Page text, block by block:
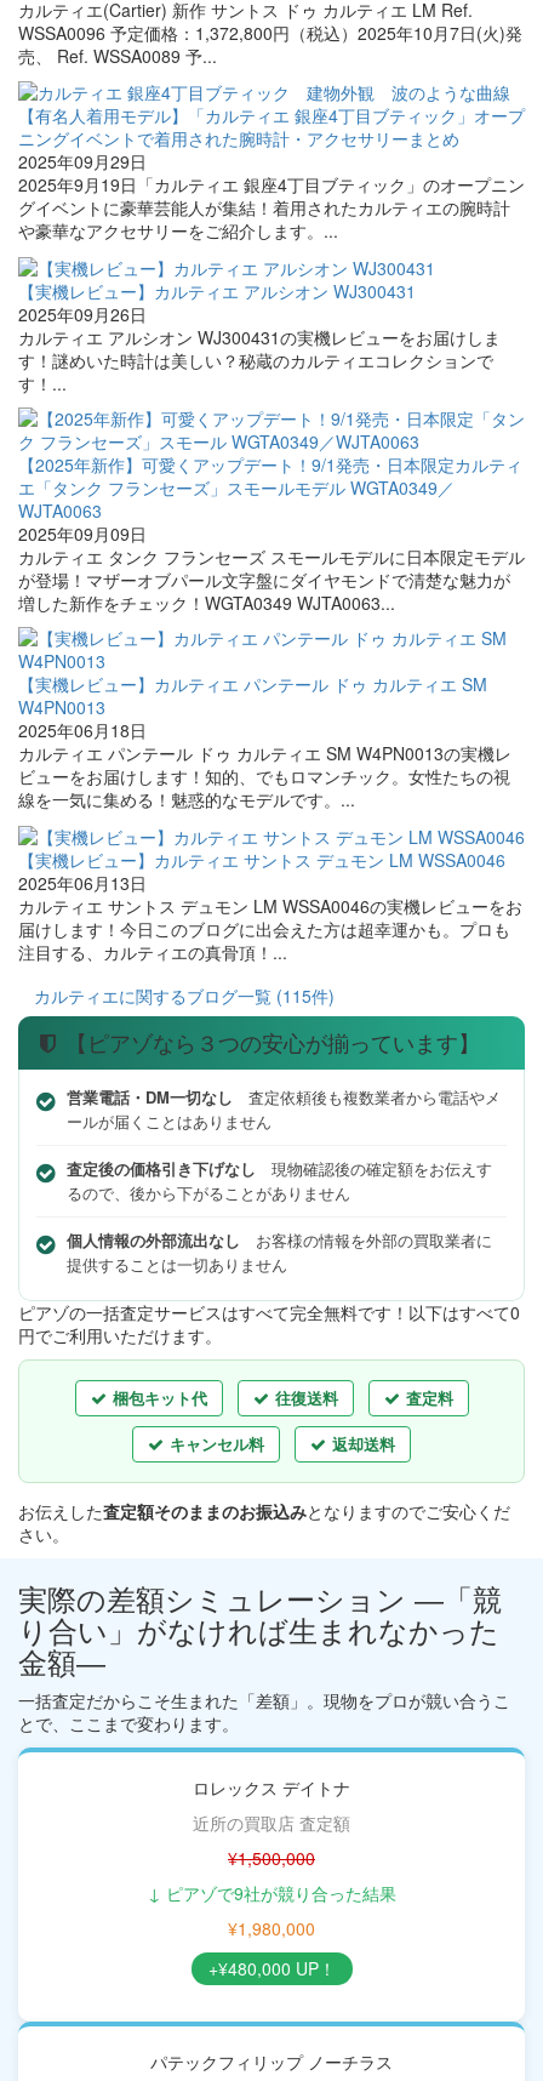
カルティエ(Cartier) 新作 サントス ドゥ カルティエ LM Ref.
WSSA0096 予定価格：1,372,800円（税込）2025年10月7日(火)発
売、 Ref. WSSA0089 予...
【有名人着用モデル】「カルティエ 銀座4丁目ブティック」オープ
ニングイベントで着用された腕時計・アクセサリーまとめ
2025年09月29日
2025年9月19日「カルティエ 銀座4丁目ブティック」のオープニン
グイベントに豪華芸能人が集結！着用されたカルティエの腕時計
や豪華なアクセサリーをご紹介します。...
【実機レビュー】カルティエ アルシオン WJ300431
2025年09月26日
カルティエ アルシオン WJ300431の実機レビューをお届けしま
す！謎めいた時計は美しい？秘蔵のカルティエコレクションで
す！...
【2025年新作】可愛くアップデート！9/1発売・日本限定カルティ
エ「タンク フランセーズ」スモールモデル WGTA0349／
WJTA0063
2025年09月09日
カルティエ タンク フランセーズ スモールモデルに日本限定モデル
が登場！マザーオブパール文字盤にダイヤモンドで清楚な魅力が
増した新作をチェック！WGTA0349 WJTA0063...
【実機レビュー】カルティエ パンテール ドゥ カルティエ SM
W4PN0013
2025年06月18日
カルティエ パンテール ドゥ カルティエ SM W4PN0013の実機レ
ビューをお届けします！知的、でもロマンチック。女性たちの視
線を一気に集める！魅惑的なモデルです。...
【実機レビュー】カルティエ サントス デュモン LM WSSA0046
2025年06月13日
カルティエ サントス デュモン LM WSSA0046の実機レビューをお
届けします！今日このブログに出会えた方は超幸運かも。プロも
注目する、カルティエの真骨頂！...
カルティエに関するブログ一覧 (115件)
【ピアゾなら３つの安心が揃っています】
営業電話・DM一切なし 査定依頼後も複数業者から電話やメ
ールが届くことはありません
査定後の価格引き下げなし 現物確認後の確定額をお伝えす
るので、後から下がることがありません
個人情報の外部流出なし お客様の情報を外部の買取業者に
提供することは一切ありません
ピアゾの一括査定サービスはすべて完全無料です！以下はすべて0
円でご利用いただけます。
梱包キット代 往復送料
査定料
キャンセル料
返却送料
お伝えした査定額そのままのお振込みとなりますのでご安心くだ
さい。
実際の差額シミュレーション ―「競
り合い」がなければ生まれなかった
金額―
一括査定だからこそ生まれた「差額」。現物をプロが競い合うこ
とで、ここまで変わります。
ロレックス デイトナ
近所の買取店 査定額
¥1,500,000
↓ ピアゾで9社が競り合った結果
¥1,980,000
+¥480,000 UP！
パテックフィリップ ノーチラス